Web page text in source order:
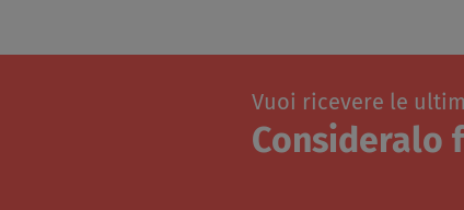
Vuoi ricevere le
Consideralo